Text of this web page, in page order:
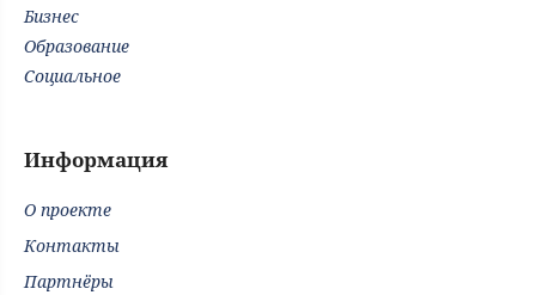
Бизнес
Образование
Социальное
Информация
О проекте
Контакты
Партнёры